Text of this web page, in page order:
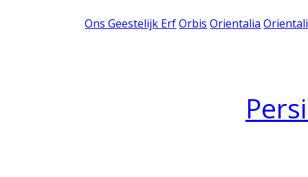
Ons Geestelijk Erf Orbis Orientalia